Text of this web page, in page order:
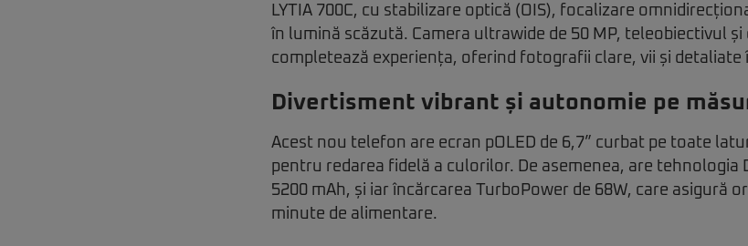
LYTIA 700C, cu stabilizare optică (OIS), focalizare
în lumină scăzută. Camera ultrawide de 50 MP, teleobiectivul
completează experiența, oferind fotografii clare, vii și detaliate
Divertisment vibrant și autonomie pe
Acest nou telefon are ecran pOLED de 6,7” curbat pe toate
pentru redarea fidelă a culorilor. De asemenea, are tehnologia
5200 mAh, și iar încărcarea TurboPower de 68W, care asigură
minute de alimentare.